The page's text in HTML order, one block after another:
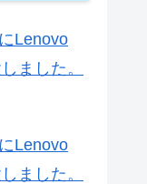
Lenovo
ました。
Lenovo
ました。